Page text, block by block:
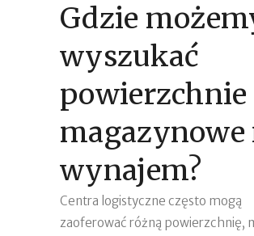
Gdzie
wyszukać
powierzchnie
magazynowe
wynajem?
Centra logistyczne często mogą
zaoferować różną powierzchnię,